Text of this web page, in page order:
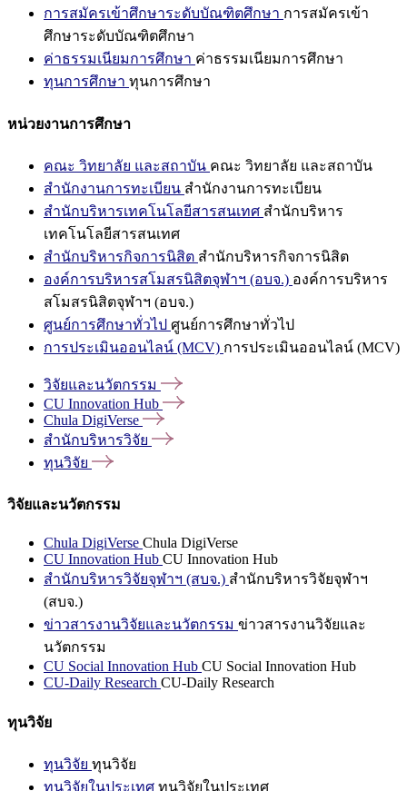
การสมัครเข้าศึกษาระดับบัณฑิตศึกษา การสมัครเข้า
ศึกษาระดับบัณฑิตศึกษา
ค่าธรรมเนียมการศึกษา ค่าธรรมเนียมการศึกษา
ทุนการศึกษา ทุนการศึกษา
หน่วยงานการศึกษา
คณะ วิทยาลัย และสถาบัน คณะ วิทยาลัย และสถาบัน
สำนักงานการทะเบียน สำนักงานการทะเบียน
สำนักบริหารเทคโนโลยีสารสนเทศ สำนักบริหาร
เทคโนโลยีสารสนเทศ
สำนักบริหารกิจการนิสิต สำนักบริหารกิจการนิสิต
องค์การบริหารสโมสรนิสิตจุฬาฯ (อบจ.) องค์การบริหาร
สโมสรนิสิตจุฬาฯ (อบจ.)
ศูนย์การศึกษาทั่วไป ศูนย์การศึกษาทั่วไป
การประเมินออนไลน์ (MCV) การประเมินออนไลน์ (MCV)
วิจัยและนวัตกรรม
CU Innovation Hub
Chula DigiVerse
สำนักบริหารวิจัย
ทุนวิจัย
วิจัยและนวัตกรรม
Chula DigiVerse Chula DigiVerse
CU Innovation Hub CU Innovation Hub
สำนักบริหารวิจัยจุฬาฯ (สบจ.) สำนักบริหารวิจัยจุฬาฯ
(สบจ.)
ข่าวสารงานวิจัยและนวัตกรรม ข่าวสารงานวิจัยและ
นวัตกรรม
CU Social Innovation Hub CU Social Innovation Hub
CU-Daily Research CU-Daily Research
ทุนวิจัย
ทุนวิจัย ทุนวิจัย
ทุนวิจัยในประเทศ ทุนวิจัยในประเทศ